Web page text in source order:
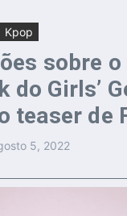
Kpop
sobre o
do Girls’
teaser de
5, 2022